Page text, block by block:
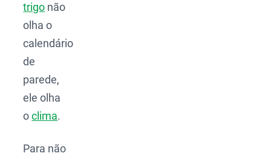
trigo não
olha o
calendário
de
parede,
ele olha
oclima.
Para não